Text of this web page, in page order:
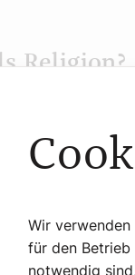
Religion?
getaufte
Vorstellungen
hinzu, das
Glaube an
„aktuelle“
einer ständigen
Erbes,
Wir
für den Betrieb
notwendig